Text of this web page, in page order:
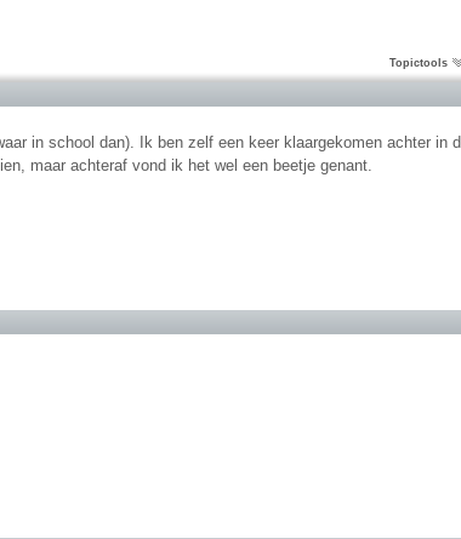
Topictools
in school dan). Ik ben zelf een keer klaargekomen achter in
maar achteraf vond ik het wel een beetje genant.